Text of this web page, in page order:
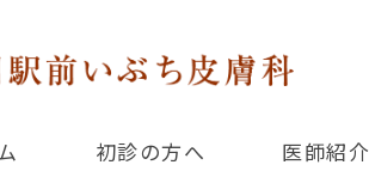
初診の方へ 医師紹介